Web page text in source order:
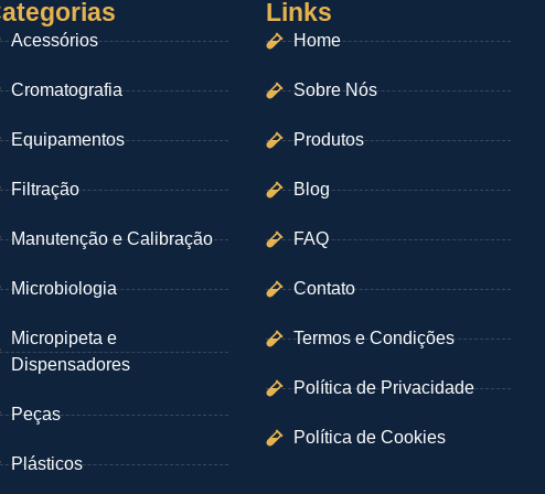
Acessórios
Cromatografia
Equipamentos
Filtração
Manutenção e Calibração
Microbiologia
Micropipeta e
Dispensadores
Peças
Plásticos
Links
Home
Sobre Nós
Produtos
Blog
FAQ
Contato
Termos e Condições
Política de Privacidade
Política de Cookies